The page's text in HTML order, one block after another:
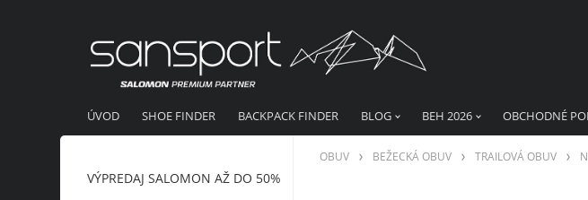
ÚVOD SHOE FINDER BACKPACK FINDER BLOG BEH 2026 OBCHODNÉ
VÝPREDAJ SALOMON AŽ DO 50%
OBUV BEŽECKÁ OBUV TRAILOVÁ OBUV